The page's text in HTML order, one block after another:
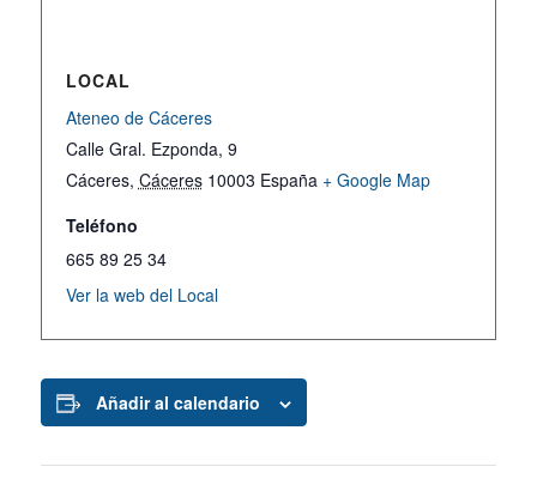
LOCAL
Ateneo de Cáceres
Calle Gral. Ezponda, 9
Cáceres, Cáceres 10003 España + Google Map
Teléfono
665 89 25 34
Ver la web del Local
Añadir al calendario